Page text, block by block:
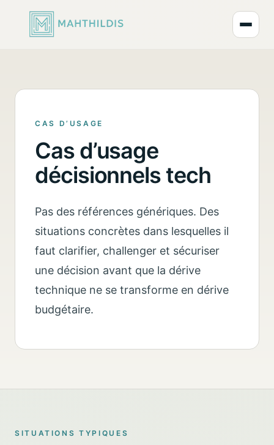
CAS D’USAGE
Cas d’usage
décisionnels tech
Pas des références génériques. Des
situations concrètes dans lesquelles il
faut clarifier, challenger et sécuriser
une décision avant que la dérive
technique ne se transforme en dérive
budgétaire.
SITUATIONS TYPIQUES